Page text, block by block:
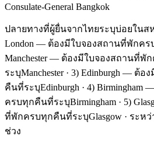
Consulate-General Bangkok
ปลายทางที่ผู้ยื่นจากไทยระบุบ่อยในส
London — ต้องมีใบจองสถานที่พักคร
Manchester — ต้องมีใบจองสถานที่พั
ระบุManchester · 3) Edinburgh — ต้
คืนที่ระบุEdinburgh · 4)
ครบทุกคืนที่ระบุBirmingham · 5)
ที่พักครบทุกคืนที่ระบุGlasgow · ระหว่
ช่วง